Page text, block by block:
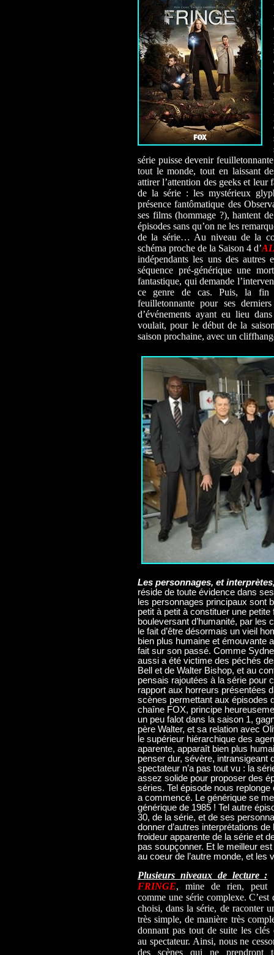
série puisse devenir
tout le monde, tout en laissant
attirer l’attention des geeks et leur
de la série : les mystérieux
présence fantômatique des
ses films (hommage ?), hantent
épisodes sans qu’on ne les
de la série… Au niveau de la
schéma proche de la Saison 4 d’
indépendants les uns des autres
séquence pré-générique une
fantastique, qui demande
ce genre de cas. Puis, la fin
feuilletonnante pour ses
d’événements ayant eu lieu
voulait, pour le début de la
saison prochaine, avec un
Les personnages, et
réside de toute évidence dans
les personnages principaux sont
petit à petit à constituer une
bouleversant d’humanité, par les
le fait d’être désormais un vieil
bien plus humaine et émouvante
fait sur son passé. Comme
aussi a été victime des péchés
Bell et de Walter Bishop, et au
pensais rajoutées à la série pour
rapport aux horreurs présentées
scènes permettant aux épisodes
chaîne FOX, principe
un peu falot dans la saison 1,
père Walter, et sa relation avec
le supérieur hiérarchique des
aparente, apparaît bien plus
penser dur, sévère, intransigeant
spectateur n’a pas tout vu : la
assez solide pour proposer des
séries. Tel épisode nous
a commencé. Le générique se
générique de 1985 ! Tel autre
30, de la série, et de ses
donner d’autres interprétations
froideur apparente de la série et
pas soupçonner. Et le meilleur
au coeur de l’autre monde, et
Plusieurs niveaux de lecture :
FRINGE, mine de rien, peut
comme une série complexe. C’est
choisi, dans la série, de raconter
très simple, de manière très
donnant pas tout de suite les clés
au spectateur. Ainsi, nous ne
des scènes qui ne prendront